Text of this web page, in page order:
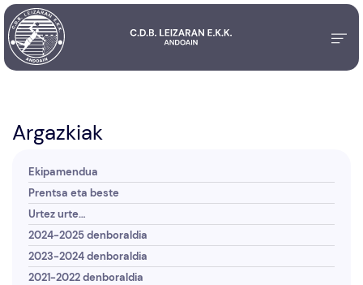
Argazkiak
Ekipamendua
Prentsa eta beste
Urtez urte…
2024-2025 denboraldia
2023-2024 denboraldia
2021-2022 denboraldia